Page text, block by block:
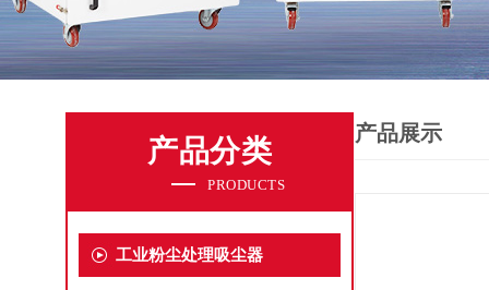
产品分类
PRODUCTS
工业粉尘处理吸尘器
产品展示